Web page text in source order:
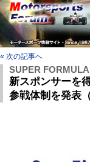
« 次の記事へ
SUPER FORMULA
新スポンサーを
参戦体制を発表